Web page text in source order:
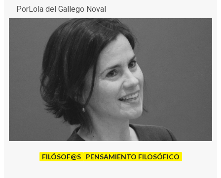
PorLola del Gallego Noval
FILÓSOF@S PENSAMIENTO FILOSÓFICO